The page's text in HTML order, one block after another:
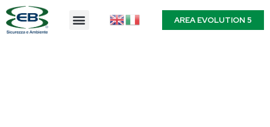
AREA EVOLUTION 5